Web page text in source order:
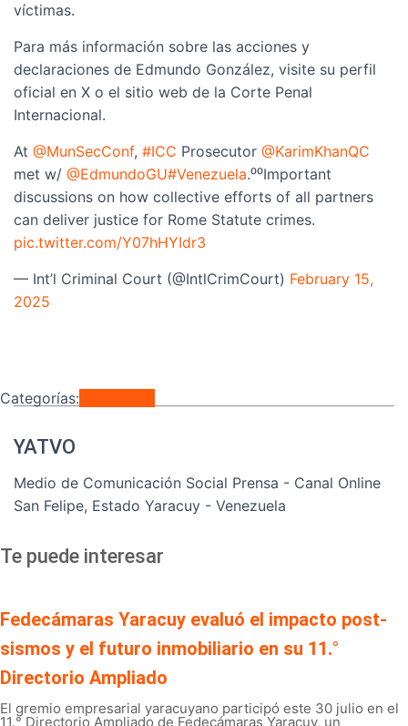
víctimas.
Para más información sobre las acciones y
declaraciones de Edmundo González, visite su perfil
oficial en X o el sitio web de la Corte Penal
Internacional.
At @MunSecConf, #ICC Prosecutor @KarimKhanQC
met w/ @EdmundoGU#Venezuela.⁰⁰Important
discussions on how collective efforts of all partners
can deliver justice for Rome Statute crimes.
pic.twitter.com/Y07hHYIdr3
— Int’l Criminal Court (@IntlCrimCourt) February 15,
2025
Categorías:
YATVO
Medio de Comunicación Social Prensa - Canal Online
San Felipe, Estado Yaracuy - Venezuela
Te puede interesar
Fedecámaras Yaracuy evaluó el impacto post-
sismos y el futuro inmobiliario en su 11.°
Directorio Ampliado
El gremio empresarial yaracuyano participó este 30 julio en el
11.° Directorio Ampliado de Fedecámaras Yaracuy, un